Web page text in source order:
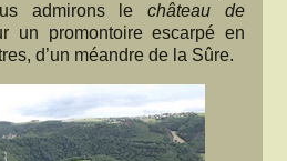
admirons le château de
un promontoire escarpé en
d’un méandre de la Sûre.